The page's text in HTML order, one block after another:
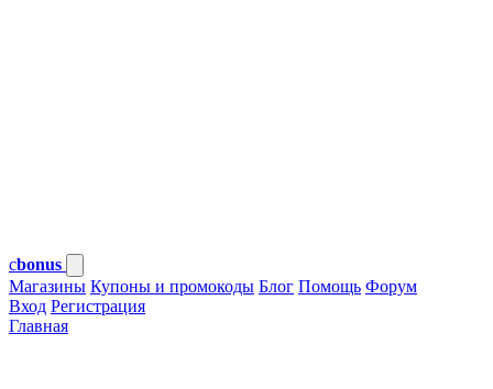
cbonus
Магазины Купоны и промокоды Блог Помощь Форум
Вход Регистрация
Главная